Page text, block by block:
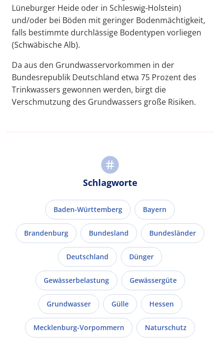
Lüneburger Heide oder in Schleswig-Holstein)
und/oder bei Böden mit geringer Bodenmächtigkeit,
falls bestimmte durchlässige Bodentypen vorliegen
(Schwäbische Alb).
Da aus den Grundwasservorkommen in der
Bundesrepublik Deutschland etwa 75 Prozent des
Trinkwassers gewonnen werden, birgt die
Verschmutzung des Grundwassers große Risiken.
Schlagworte
Baden-Württemberg Bayern
Brandenburg Bundesland Bundesländer
Deutschland Dünger
Gewässerbelastung Gewässergüte
Grundwasser Gülle Hessen
Mecklenburg-Vorpommern Naturschutz